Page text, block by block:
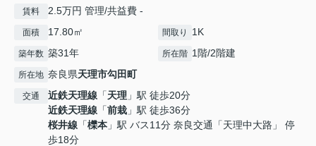
賃料 2.5万円 管理/共益費 -
面積 17.80㎡ 間取り 1K
築年数 築31年 所在階 1階/2階建
所在地 奈良県天理市勾田町
交通 近鉄天理線 「天理 」駅 徒歩20分
近鉄天理線 「前栽 」駅 徒歩36分
桜井線 「櫟本 」駅 バス11分 奈良交通「天理中大路」 停
歩18分